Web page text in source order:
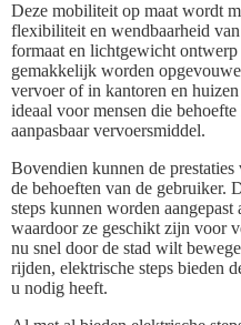
Deze mobiliteit op maat wordt
flexibiliteit en wendbaarheid
formaat en lichtgewicht ontwerp
gemakkelijk worden
vervoer of in kantoren en
ideaal voor mensen die
aanpasbaar vervoersmiddel.
Bovendien kunnen de prestaties
de behoeften van de gebruiker.
steps kunnen worden
waardoor ze geschikt zijn voor
nu snel door de stad wilt
rijden, elektrische steps bieden
u nodig heeft.